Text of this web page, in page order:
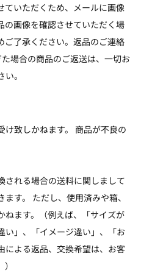
ていただくため、メールに画像
の画像を確認させていただく場
ご了承ください。返品のご連絡
場合の商品のご返送は、一切お
。
け致しかねます。 商品が不良の
される場合の送料に関しまして
す。 ただし、使用済みや箱、
ねます。（例えば、「サイズが
い」、「イメージ違い」、「お
による返品、交換希望は、お客